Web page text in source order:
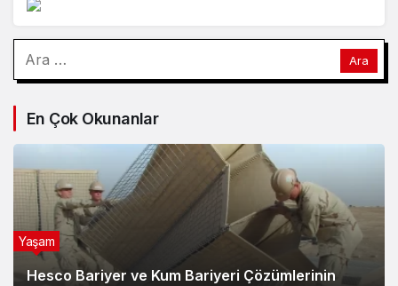
En Çok Okunanlar
Hesco Bariyer ve Kum Bariyeri Çözümlerinin
Yaşam